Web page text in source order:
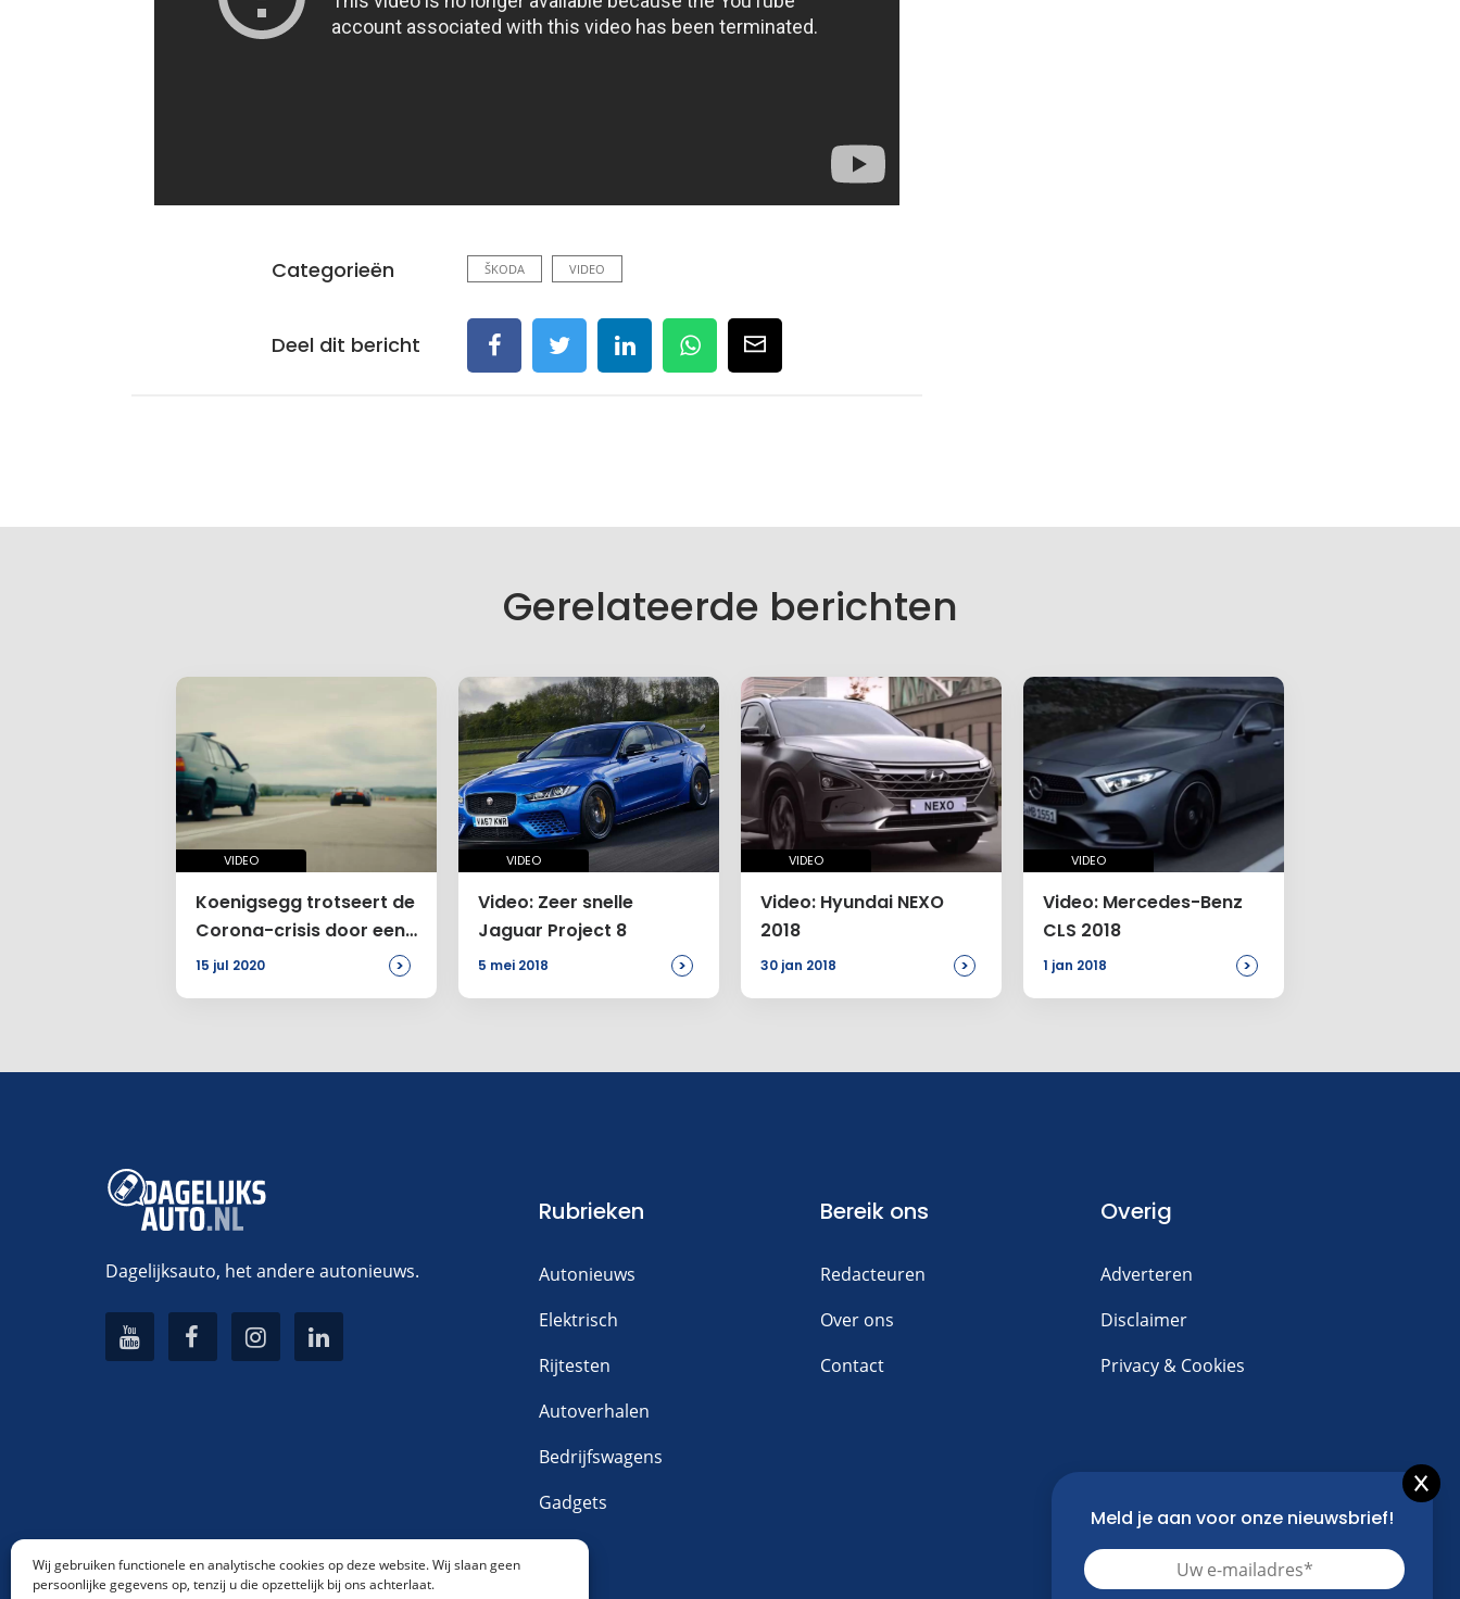
Wij gebruiken functionele en analytische cookies op deze website. Wij slaan geen
persoonlijke gegevens op, tenzij u die opzettelijk bij ons achterlaat.
Categorieën ŠKODA VIDEO
Deel dit bericht
Gerelateerde berichten
VIDEO
Koenigsegg trotseert de
Corona-crisis door een
actiefilm te maken
15 jul 2020 >
VIDEO
Video: Zeer snelle
Jaguar Project 8
5 mei 2018 >
VIDEO
Video: Hyundai NEXO
2018
30 jan 2018 >
VIDEO
Video: Mercedes-Benz
CLS 2018
1 jan 2018 >
Dagelijksauto, het andere autonieuws.
Rubrieken
Autonieuws
Elektrisch
Rijtesten
Autoverhalen
Bedrijfswagens
Gadgets
Bereik ons
Redacteuren
Over ons
Contact
Overig
Adverteren
Disclaimer
Privacy & Cookies
Meld je aan voor onze nieuwsbrief!